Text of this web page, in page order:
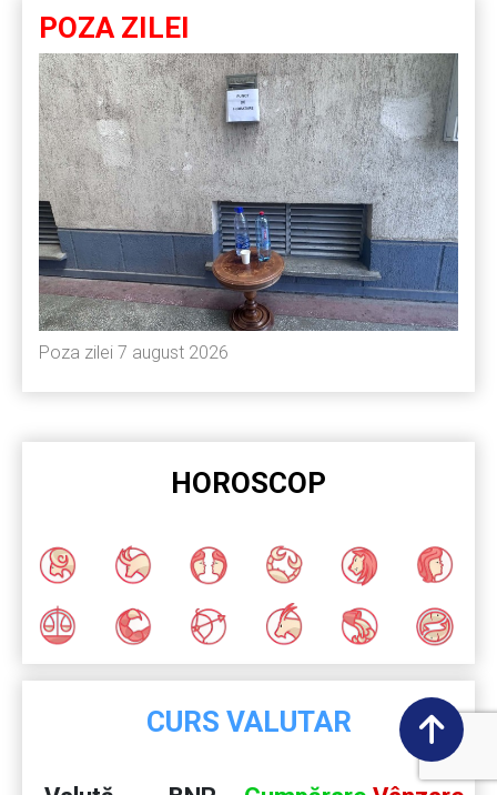
POZA ZILEI
Poza zilei 7 august 2026
HOROSCOP
CURS VALUTAR